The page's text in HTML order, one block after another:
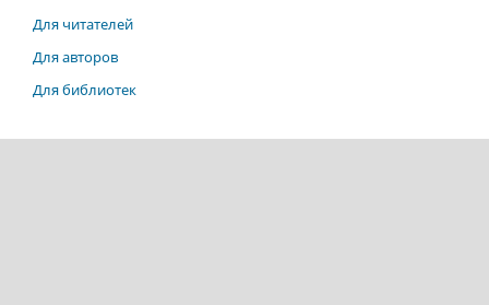
Для читателей
Для авторов
Для библиотек